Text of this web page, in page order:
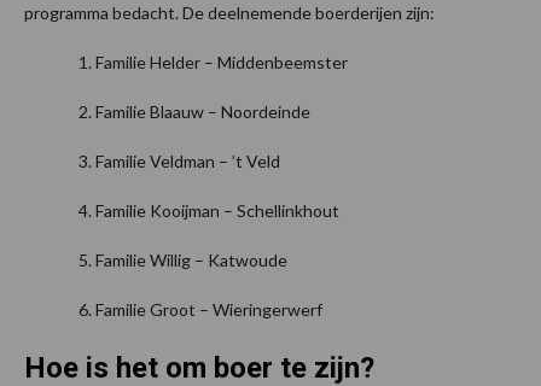
programma bedacht. De deelnemende boerderijen zijn:
Familie Helder – Middenbeemster
Familie Blaauw – Noordeinde
Familie Veldman – ’t Veld
Familie Kooijman – Schellinkhout
Familie Willig – Katwoude
Familie Groot – Wieringerwerf
Hoe is het om boer te zijn?